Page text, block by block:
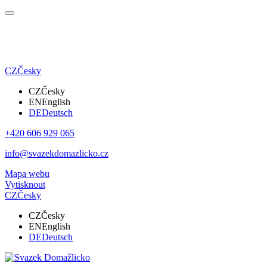
CZČesky
CZČesky
ENEnglish
DEDeutsch
+420 606 929 065
info@svazekdomazlicko.cz
Mapa webu
Vytisknout
CZČesky
CZČesky
ENEnglish
DEDeutsch